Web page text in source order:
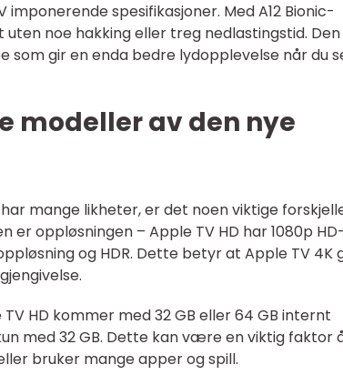
spesifikasjoner. Med A12 Bionic-
noe hakking eller treg nedlastingstid.
som gir en enda bedre lydopplevelse når du
modeller av den nye
mange likheter, er det noen viktige
oppløsningen – Apple TV HD har 1080p HD-
og HDR. Dette betyr at Apple TV 4K
HD kommer med 32 GB eller 64 GB internt
med 32 GB. Dette kan være en viktig faktor
bruker mange apper og spill.